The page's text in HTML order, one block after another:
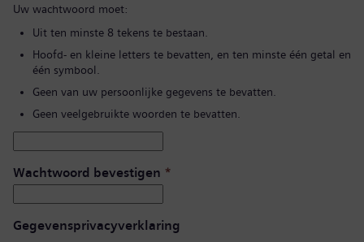
Uw wachtwoord moet:
Uit ten minste 8 tekens te bestaan.
Hoofd- en kleine letters te bevatten, en ten minste één getal en
één symbool.
Geen van uw persoonlijke gegevens te bevatten.
Geen veelgebruikte woorden te bevatten.
Wachtwoord bevestigen *
Gegevensprivacyverklaring